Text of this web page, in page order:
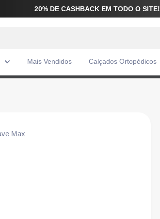
20% DE CASHBACK EM TODO O SITE!
Mais Vendidos Calçados Ortopédicos